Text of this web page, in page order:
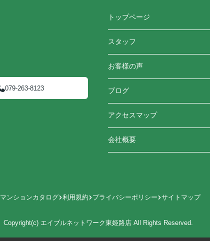
079-263-8123
トップページ
スタッフ
お客様の声
ブログ
アクセスマップ
会社概要
マンションカタログ 利用規約 プライバシーポリシー サイトマップ
Copyright(c) エイブルネットワーク東姫路店 All Rights Reserved.